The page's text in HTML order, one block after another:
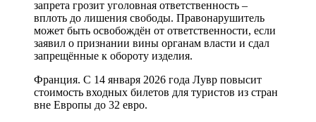
запрета грозит уголовная ответственность –
вплоть до лишения свободы. Правонарушитель
может быть освобождён от ответственности, если
заявил о признании вины органам власти и сдал
запрещённые к обороту изделия.
Франция. С 14 января 2026 года Лувр повысит
стоимость входных билетов для туристов из стран
вне Европы до 32 евро.